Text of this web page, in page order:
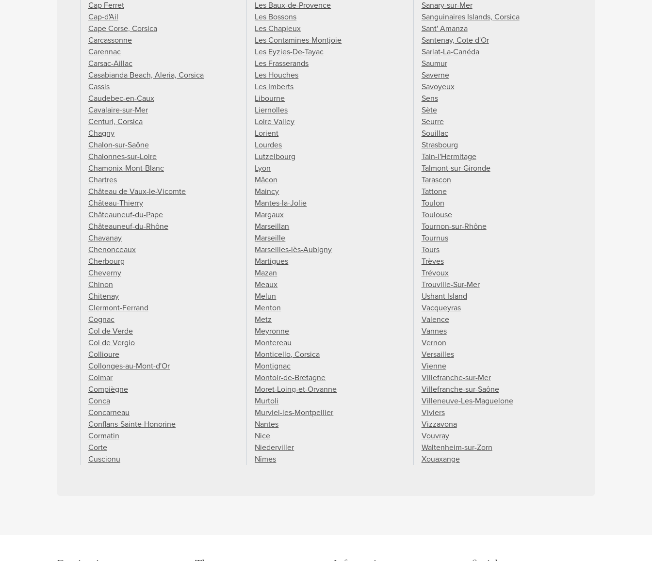
Cap Ferret
Cap-d'Ail
Cape Corse, Corsica
Carcassonne
Carennac
Carsac-Aillac
Casabianda Beach, Aleria, Corsica
Cassis
Caudebec-en-Caux
Cavalaire-sur-Mer
Centuri, Corsica
Chagny
Chalon-sur-Saône
Chalonnes-sur-Loire
Chamonix-Mont-Blanc
Chartres
Château de Vaux-le-Vicomte
Château-Thierry
Châteauneuf-du-Pape
Châteauneuf-du-Rhône
Chavanay
Chenonceaux
Cherbourg
Cheverny
Chinon
Chitenay
Clermont-Ferrand
Cognac
Col de Verde
Col de Vergio
Collioure
Collonges-au-Mont-d'Or
Colmar
Compiègne
Conca
Concarneau
Conflans-Sainte-Honorine
Cormatin
Corte
Cuscionu
Les Baux-de-Provence
Les Bossons
Les Chapieux
Les Contamines-Montjoie
Les Eyzies-De-Tayac
Les Frasserands
Les Houches
Les Imberts
Libourne
Liernolles
Loire Valley
Lorient
Lourdes
Lutzelbourg
Lyon
Mâcon
Maincy
Mantes-la-Jolie
Margaux
Marseillan
Marseille
Marseilles-lès-Aubigny
Martigues
Mazan
Meaux
Melun
Menton
Metz
Meyronne
Montereau
Monticello, Corsica
Montignac
Montoir-de-Bretagne
Moret-Loing-et-Orvanne
Murtoli
Murviel-les-Montpellier
Nantes
Nice
Niederviller
Nîmes
Sanary-sur-Mer
Sanguinaires Islands, Corsica
Sant' Amanza
Santenay, Cote d'Or
Sarlat-La-Canéda
Saumur
Saverne
Savoyeux
Sens
Sète
Seurre
Souillac
Strasbourg
Tain-l'Hermitage
Talmont-sur-Gironde
Tarascon
Tattone
Toulon
Toulouse
Tournon-sur-Rhône
Tournus
Tours
Trèves
Trévoux
Trouville-Sur-Mer
Ushant Island
Vacqueyras
Valence
Vannes
Vernon
Versailles
Vienne
Villefranche-sur-Mer
Villefranche-sur-Saône
Villeneuve-Les-Maguelone
Viviers
Vizzavona
Vouvray
Waltenheim-sur-Zorn
Xouaxange